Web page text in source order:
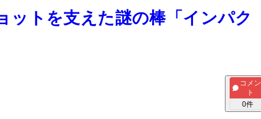
トを支えた謎の棒「インパク
コメン
ト
0件